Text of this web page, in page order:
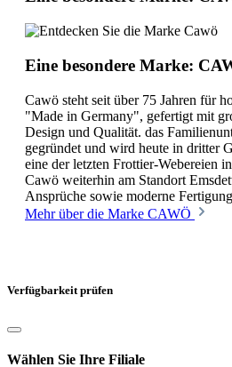
Eine besondere Marke:
Cawö steht seit über 75 Jahren für
"Made in Germany", gefertigt mit
Design und Qualität. das
gegründet und wird heute in dritter
eine der letzten Frottier-Webereien
Cawö weiterhin am Standort
Ansprüche sowie moderne
Mehr über die Marke CAWÖ
Verfügbarkeit prüfen
Wählen Sie Ihre Filiale